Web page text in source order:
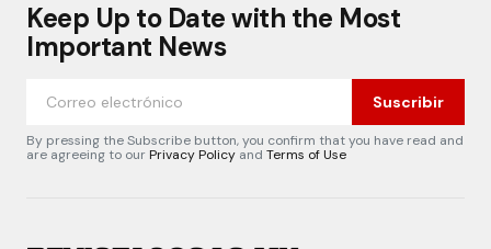
Keep Up to Date with the Most
Important News
Suscribir
By pressing the Subscribe button, you confirm that you have read and
are agreeing to ourPrivacy Policy and Terms of Use